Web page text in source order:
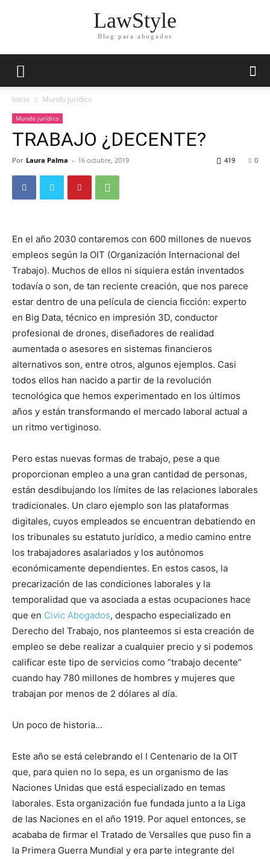
LawStyle
Blog para abogados
Inicio Mundo jurídico
Mundo jurídico
TRABAJO ¿DECENTE?
Por Laura Palma - 16 octubre, 2019 0
419
En el año 2030 contaremos con 600 millones de nuevos
empleos según la OIT (Organización Internacional del
Trabajo). Muchos de ellos ni siquiera están inventados
todavía o son, de tan reciente creación, que nos parece
estar dentro de una película de ciencia ficción: experto
en Big Data, técnico en impresión 3D, conductor
profesional de drones, diseñadores de realidad
aumentada o asesores en sistemas financieros
alternativos son, entre otros, algunos ejemplos. Casi
todos ellos han nacido a partir de la revolución
tecnológica que hemos experimentado en los últimos
años y están transformando el mercado laboral actual a
un ritmo vertiginoso.
Pero estas nuevas formas de trabajo, pese a que
proporcionan empleo a una gran cantidad de personas,
están desdibujando los límites de las relaciones laborales
tradicionales. Un claro ejemplo son las plataformas
digitales, cuyos empleados se encuentran debatiendo en
los tribunales su estatuto jurídico, a medio camino entre
los trabajadores asalariados y los autónomos
económicamente dependientes. En estos casos, la
precarización de las condiciones laborales y la
temporalidad que va asociada a estas ocupaciones hace
que en Civic Abogados, despacho especializado en
Derecho del Trabajo, nos planteemos si esta creación de
empleo se debe realizar a cualquier precio y si podemos
calificar este tipo de servicios como “trabajo decente”
cuando hay 780 millones de hombres y mujeres que
trabajan por menos de 2 dólares al día.
Un poco de historia…
Este año se está celebrando el I Centenario de la OIT
que, para quien no lo sepa, es un organismo de las
Naciones Unidas que está especializado en temas
laborales. Esta organización fue fundada junto a la Liga
de las Naciones en el año 1919. Por aquel entonces, se
acababa de firmar el Tratado de Versalles que puso fin a
la Primera Guerra Mundial y era parte integrante del